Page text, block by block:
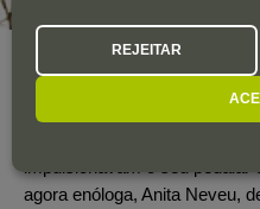
Ano de fundação
18 ha.
agora enóloga, Anita Neveu,
REJEITAR